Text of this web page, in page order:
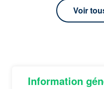
Voir
Information